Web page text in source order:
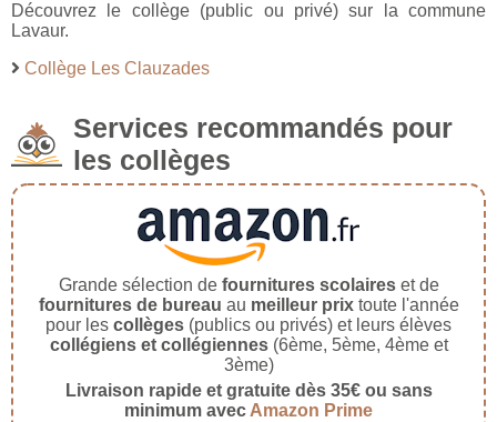
Découvrez le collège (public ou privé) sur la commune
Lavaur.
Collège Les Clauzades
Services recommandés pour
les collèges
Grande sélection de fournitures scolaireset de
fournitures de bureau au meilleur prixtoute l'année
pour les collèges (publics ou privés) et leurs élèves
collégiens et collégiennes(6ème, 5ème, 4ème et
3ème)
Livraison rapide et gratuite dès 35€ ou sans
minimum avec Amazon Prime